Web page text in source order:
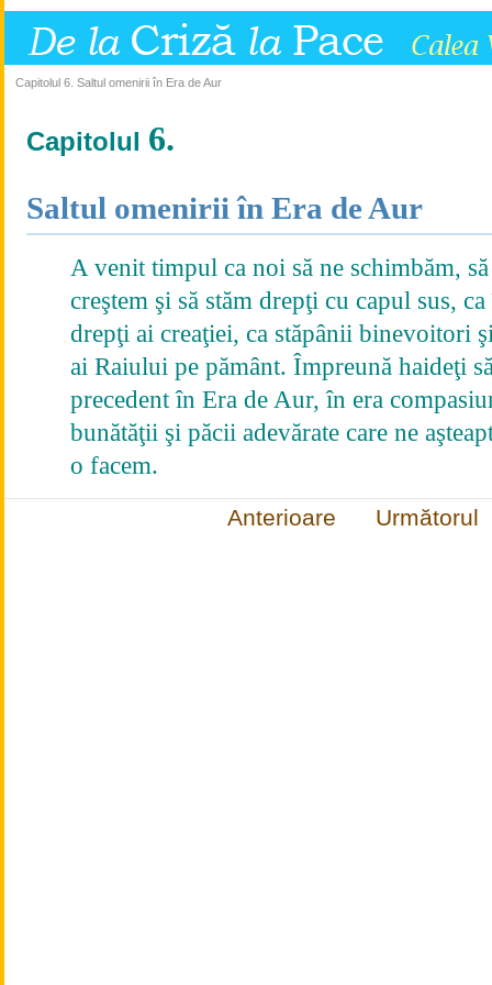
Capitolul 6. Saltul omenirii în Era de Aur
Capitolul 6.
Saltul omenirii în Era de Aur
A venit timpul ca noi să ne schimbăm,
creştem şi să stăm drepţi cu capul sus,
drepţi ai creaţiei, ca stăpânii binevoitori
ai Raiului pe pământ. Împreună haideţi
precedent în Era de Aur, în era
bunătăţii şi păcii adevărate care ne
o facem.
Anterioare Următorul